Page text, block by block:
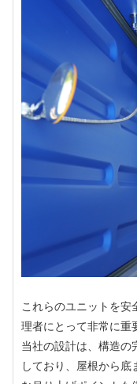
これらのユニットを安
理者にとって非常に重
当社の設計は、構造の
しており、屋根から